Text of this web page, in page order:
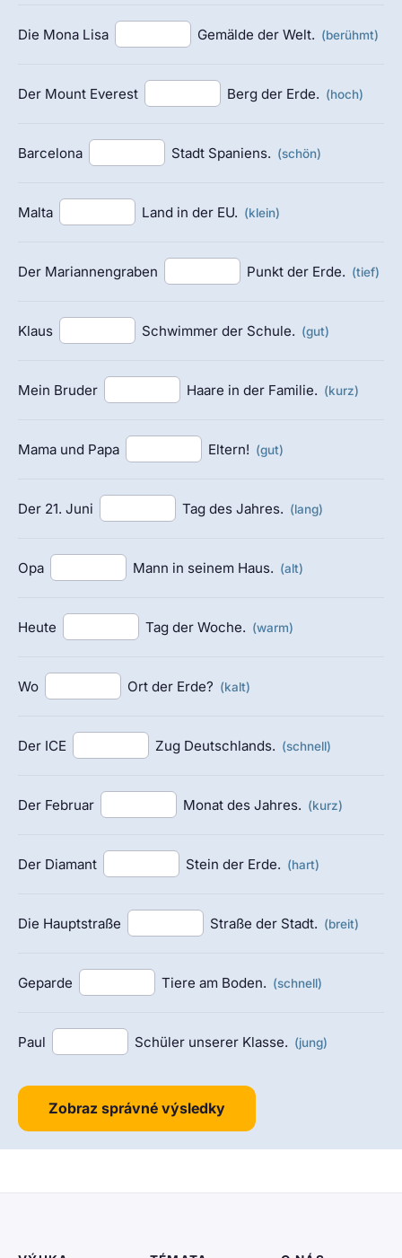
Die Mona Lisa Gemälde der Welt. (berühmt)
Der Mount Everest Berg der Erde. (hoch)
Barcelona Stadt Spaniens. (schön)
Malta Land in der EU. (klein)
Der Mariannengraben Punkt der Erde. (tief)
Klaus Schwimmer der Schule. (gut)
Mein Bruder Haare in der Familie. (kurz)
Mama und Papa Eltern! (gut)
Der 21. Juni Tag des Jahres. (lang)
Opa Mann in seinem Haus. (alt)
Heute Tag der Woche. (warm)
Wo Ort der Erde? (kalt)
Der ICE Zug Deutschlands. (schnell)
Der Februar Monat des Jahres. (kurz)
Der Diamant Stein der Erde. (hart)
Die Hauptstraße Straße der Stadt. (breit)
Geparde Tiere am Boden. (schnell)
Paul Schüler unserer Klasse. (jung)
Zobraz správné výsledky